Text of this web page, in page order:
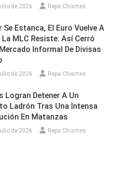
de 2026 Repa Chismes
Se Estanca, El Euro Vuelve A
La MLC Resiste: Así Cerró
Informal De Divisas
de 2026 Repa Chismes
Logran Detener A Un
Ladrón Tras Una Intensa
En Matanzas
de 2026 Repa Chismes